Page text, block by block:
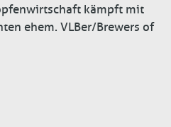
kämpft mit
ehem. VLBer/Brewers of